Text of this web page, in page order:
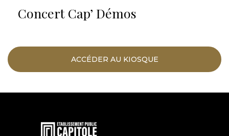
Concert Cap’ Démos
ACCÉDER AU KIOSQUE
En